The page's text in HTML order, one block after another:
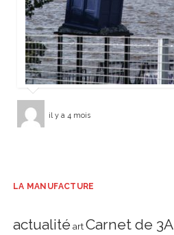
il y a 4 mois
LA MANUFACTURE
actualité art Carnet de 3A